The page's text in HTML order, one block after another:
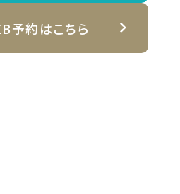
予約はこちら